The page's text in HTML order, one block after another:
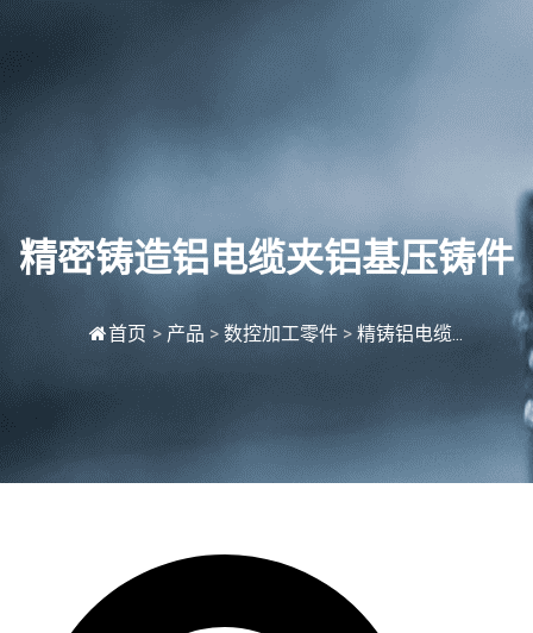
精密铸造铝电缆夹铝基压铸件
首页 > 产品 > 数控加工零件 > 精铸铝电缆...